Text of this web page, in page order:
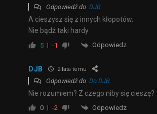
Odpowiedź do DJB
A cieszysz się z innych kłopotów.
Nie bądź taki hardy
5 -1 Odpowiedz
DJB 2 lata temu
Odpowiedź do Do DJB
Nie rozumiem? Z czego niby się cieszę?
0 -2 Odpowiedz